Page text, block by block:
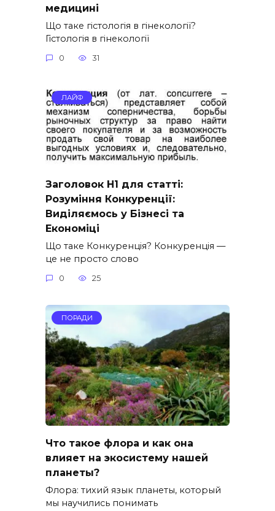
медицині
Що таке гістологія в гінекології?
Гістологія в гінекології
0 31
ЛАЙФ
Заголовок H1 для статті:
Розуміння Конкуренції:
Виділяємось у Бізнесі та
Економіці
Що таке Конкуренція? Конкуренція —
це не просто слово
0 25
ПОРАДИ
Что такое флора и как она
влияет на экосистему нашей
планеты?
Флора: тихий язык планеты, который
мы научились понимать